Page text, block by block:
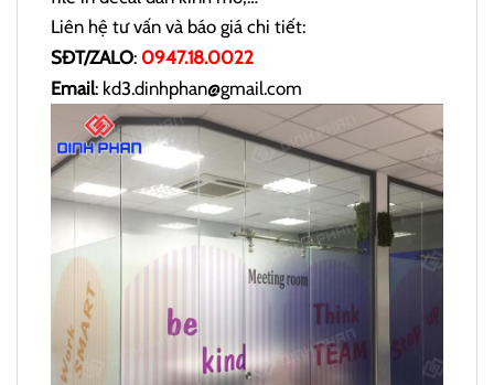
Liên hệ tư vấn và báo giá chi tiết:
SĐT/ZALO: 0947.18.0022
Email: kd3.dinhphan@gmail.com